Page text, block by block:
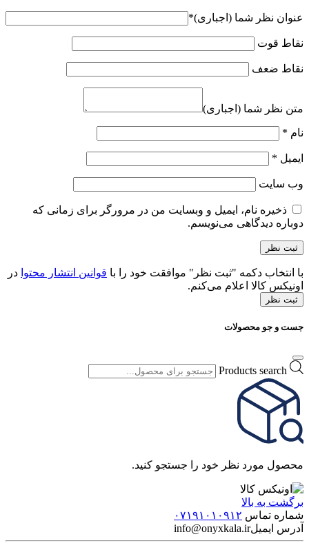
عنوان نظر شما (اجباری)*
نقاط قوت
نقاط ضعف
متن نظر شما (اجباری)
نام *
ایمیل *
وب‌ سایت
ذخیره نام، ایمیل و وبسایت من در مرورگر برای زمانی که
دوباره دیدگاهی می‌نویسم.
با انتخاب دکمه "ثبت نظر" موافقت خود را با قوانین انتشار محتوا در
اونیکس کالا اعلام می‌کنم.
ثبت نظر
جست و جو محصولات
Products search
محصول مورد نظر خود را جستجو کنید.
برگشت به بالا
شماره تماس ۰۷۱۹۱۰۱۰۹۱۲
آدرس ایمیلinfo@onyxkala.ir